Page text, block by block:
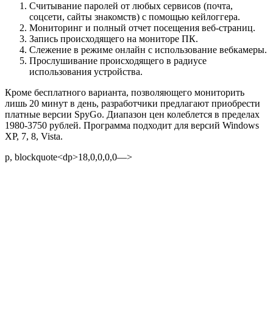
Считывание паролей от любых сервисов (почта,
соцсети, сайты знакомств) с помощью кейлоггера.
Мониторинг и полный отчет посещения веб-страниц.
Запись происходящего на мониторе ПК.
Слежение в режиме онлайн с использование вебкамеры.
Прослушивание происходящего в радиусе
использования устройства.
Кроме бесплатного варианта, позволяющего мониторить
лишь 20 минут в день, разработчики предлагают приобрести
платные версии SpyGo. Диапазон цен колеблется в пределах
1980-3750 рублей. Программа подходит для версий Windows
XP, 7, 8, Vista.
p, blockquote<dp>18,0,0,0,0—>